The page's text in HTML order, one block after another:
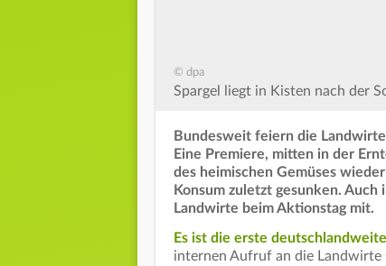
© dpa
Spargel liegt in Kisten nach der
Bundesweit feiern die Landwirte
Eine Premiere, mitten in der
des heimischen Gemüses
Konsum zuletzt gesunken.
Landwirte beim Aktionstag mit.
Es ist die erste
internen Aufruf an die Landwirte